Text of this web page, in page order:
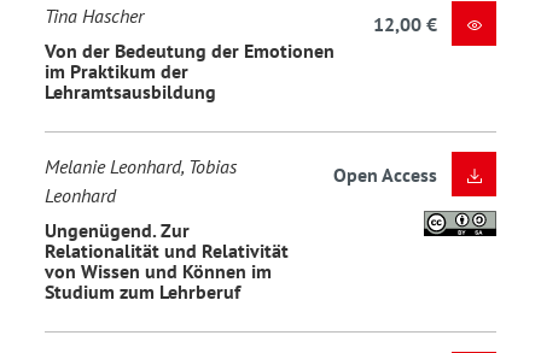
Tina Hascher
Von der Bedeutung der Emotionen
im Praktikum der
Lehramtsausbildung
12,00 €
Melanie Leonhard, Tobias
Leonhard
Ungenügend. Zur
Relationalität und Relativität
von Wissen und Können im
Studium zum Lehrberuf
Open Access